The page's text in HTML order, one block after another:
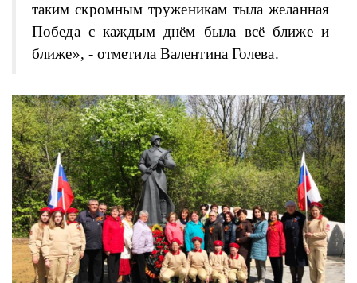
таким скромным труженикам тыла желанная
Победа с каждым днём была всё ближе и
ближе», - отметила Валентина Голева.